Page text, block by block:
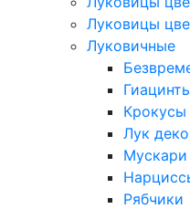
Луковицы
Луковичные
Крокусы
Лук
Мускари
Рябчики